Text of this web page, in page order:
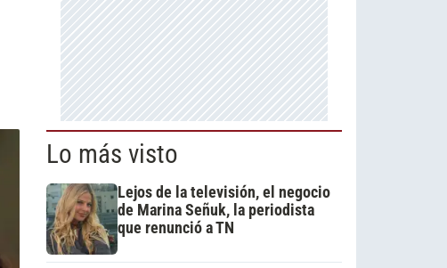
Lo más visto
Lejos de la televisión, el negocio
de Marina Señuk, la periodista
que renunció a TN